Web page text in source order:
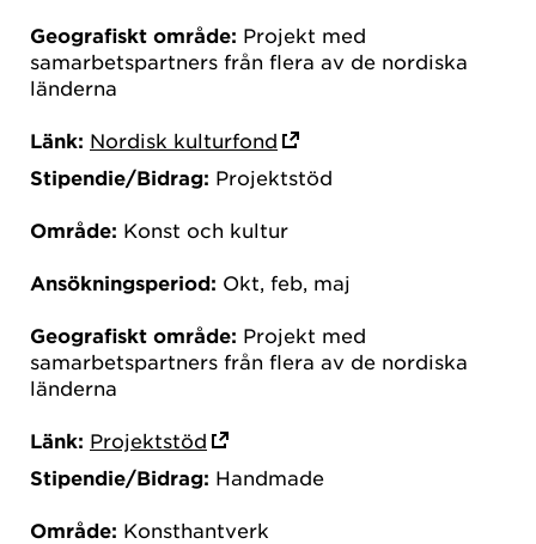
Geografiskt område: Projekt med
samarbetspartners från flera av de nordiska
länderna
Länk: Nordisk kulturfond
Stipendie/Bidrag: Projektstöd
Område: Konst och kultur
Ansökningsperiod: Okt, feb, maj
Geografiskt område: Projekt med
samarbetspartners från flera av de nordiska
länderna
Länk: Projektstöd
Stipendie/Bidrag: Handmade
Område: Konsthantverk